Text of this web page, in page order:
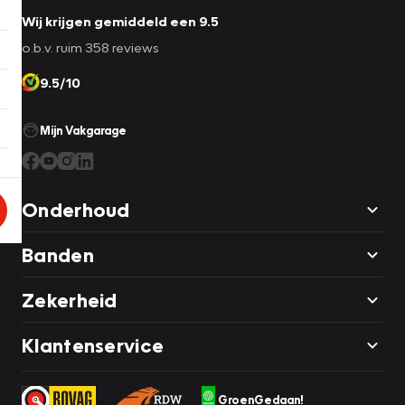
Wij krijgen gemiddeld een 9.5
o.b.v. ruim 358 reviews
9.5/10
Mijn Vakgarage
Onderhoud
Banden
Zekerheid
Klantenservice
GroenGedaan!